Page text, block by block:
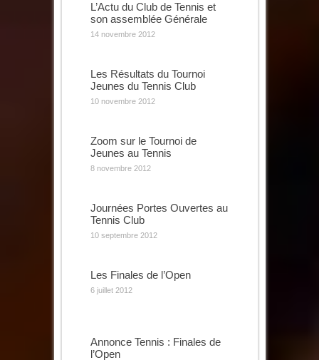
L’Actu du Club de Tennis et
son assemblée Générale
14 novembre 2012
Les Résultats du Tournoi
Jeunes du Tennis Club
10 novembre 2012
Zoom sur le Tournoi de
Jeunes au Tennis
8 novembre 2012
Journées Portes Ouvertes au
Tennis Club
10 septembre 2012
Les Finales de l’Open
6 juillet 2012
Annonce Tennis : Finales de
l’Open